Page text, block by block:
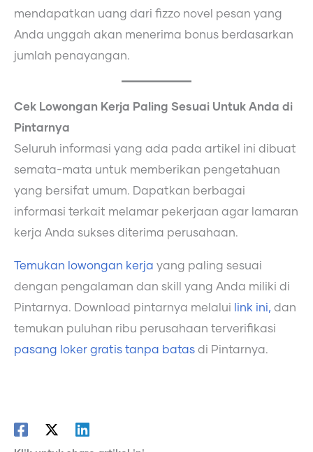
mendapatkan uang dari fizzo novel pesan yang
Anda unggah akan menerima bonus berdasarkan
jumlah penayangan.
Cek Lowongan Kerja Paling Sesuai Untuk Anda di
Pintarnya
Seluruh informasi yang ada pada artikel ini dibuat
semata-mata untuk memberikan pengetahuan
yang bersifat umum. Dapatkan berbagai
informasi terkait melamar pekerjaan agar lamaran
kerja Anda sukses diterima perusahaan.
Temukan lowongan kerja yang paling sesuai
dengan pengalaman dan skill yang Anda miliki di
Pintarnya. Download pintarnya melalui
link ini, dan
temukan puluhan ribu perusahaan terverifikasi
pasang loker gratis tanpa batas di Pintarnya.